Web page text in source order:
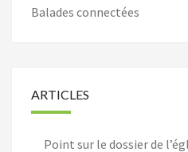
Balades connectées
ARTICLES
Point sur le dossier de